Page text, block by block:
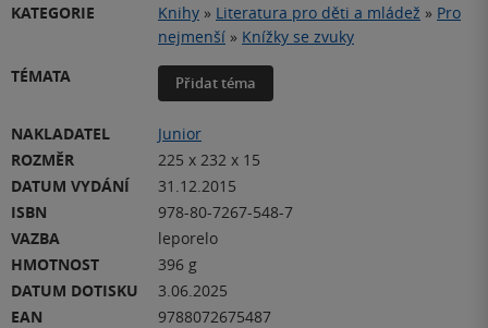
KATEGORIE Knihy » Literatura pro děti a mládež » Pro
nejmenší » Knížky se zvuky
TÉMATA
Přidat téma
NAKLADATEL
Junior
ROZMĚR
225 x 232 x 15
DATUM VYDÁNÍ
31.12.2015
ISBN
978-80-7267-548-7
VAZBA
leporelo
HMOTNOST
396 g
DATUM DOTISKU
3.06.2025
EAN
9788072675487